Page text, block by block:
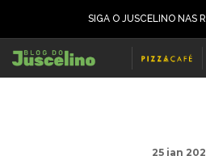
SIGA O JUSCELINO NAS
25 jan